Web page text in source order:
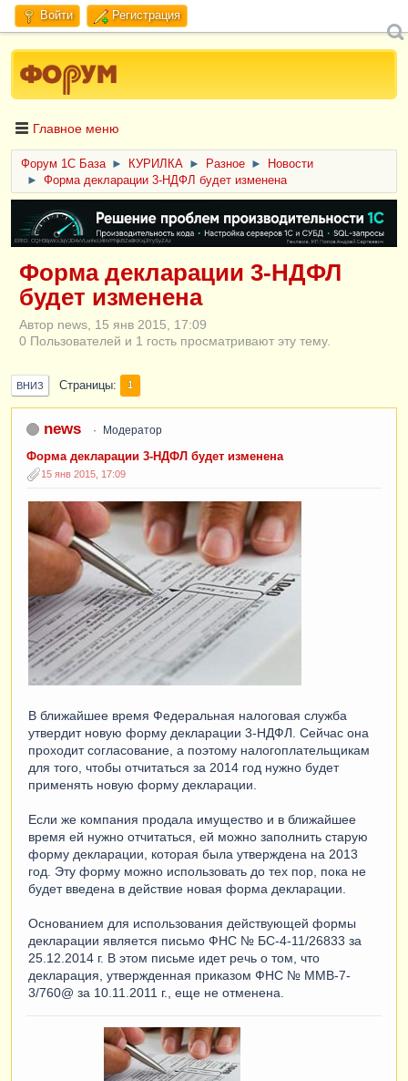
Войти Регистрация
Главное меню
Форум 1C База ► КУРИЛКА ► Разное ►
Новости
►
Форма декларации 3-НДФЛ будет изменена
ERID: CQH36pWzJqVJD4xVLsnhcU4hVPNjkBZe8KKxjJiYySyZAz
Форма декларации 3-НДФЛ
будет изменена
Автор news, 15 янв 2015, 17:09
0 Пользователей и 1 гость просматривают эту тему.
ВНИЗ Страницы 1
news Модератор
Форма декларации 3-НДФЛ будет изменена
15 янв 2015, 17:09
В ближайшее время Федеральная налоговая служба
утвердит новую форму декларации 3-НДФЛ. Сейчас она
проходит согласование, а поэтому налогоплательщикам
для того, чтобы отчитаться за 2014 год нужно будет
применять новую форму декларации.
Если же компания продала имущество и в ближайшее
время ей нужно отчитаться, ей можно заполнить старую
форму декларации, которая была утверждена на 2013
год. Эту форму можно использовать до тех пор, пока не
будет введена в действие новая форма декларации.
Основанием для использования действующей формы
декларации является письмо ФНС № БС-4-11/26833 за
25.12.2014 г. В этом письме идет речь о том, что
декларация, утвержденная приказом ФНС № ММВ-7-
3/760@ за 10.11.2011 г., еще не отменена.